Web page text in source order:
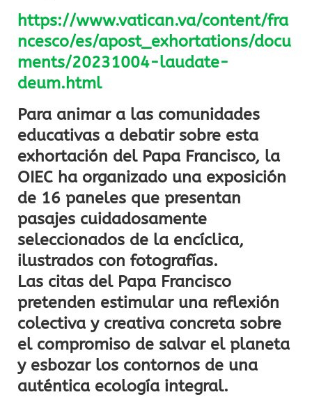
https://www.vatican.va/content/fra
ncesco/es/apost_exhortations/docu
ments/20231004-laudate-
deum.html
Para animar a las comunidades
educativas a debatir sobre esta
exhortación del Papa Francisco, la
OIEC ha organizado una exposición
de 16 paneles que presentan
pasajes cuidadosamente
seleccionados de la encíclica,
ilustrados con fotografías.
Las citas del Papa Francisco
pretenden estimular una reflexión
colectiva y creativa concreta sobre
el compromiso de salvar el planeta
y esbozar los contornos de una
auténtica ecología integral.